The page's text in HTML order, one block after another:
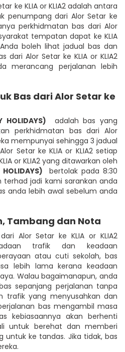
ke KLIA or KLIA2 adalah antara
penumpang dari Alor Setar ke
perkhidmatan bas dari Alor
tempatan dapat ke KLIA
boleh lihat jadual bas dan
dari Alor Setar ke KLIA or KLIA2
merancang perjalanan lebih
Bas dari Alor Setar ke
adalah bas yang
perkhidmatan bas dari Alor
mempunyai sehingga 3 jadual
Setar ke KLIA or KLIA2 setiap
or KLIA2 yang ditawarkan oleh
bertolak pada 8:30
terhad jadi kami sarankan anda
anda lebih awal sebelum anda
Tambang dan Nota
Alor Setar ke KLIA or KLIA2
trafik dan keadaan
atau cuti sekolah, bas
lebih lama kerana keadaan
Walau bagaimanapun, anda
sepanjang perjalanan tanpa
trafik yang menyusahkan dan
bas mengambil masa
kebiasaannya akan berhenti
untuk berehat dan memberi
untuk ke tandas. Jika tidak, bas